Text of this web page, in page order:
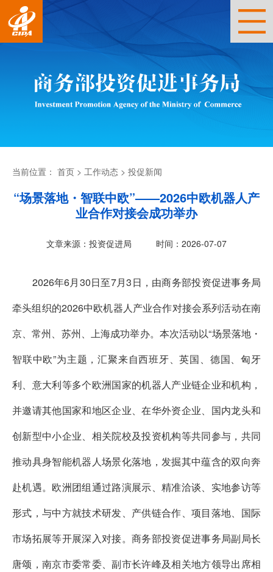
当前位置： 首页 > 工作动态 > 投促新闻
“场景落地・智联中欧”——2026中欧机器人产
业合作对接会成功举办
文章来源：投资促进局 时间：2026-07-07
2026年6月30日至7月3日，由商务部投资促进事务局
牵头组织的2026中欧机器人产业合作对接会系列活动在南
京、常州、苏州、上海成功举办。本次活动以“场景落地・
智联中欧”为主题，汇聚来自西班牙、英国、德国、匈牙
利、意大利等多个欧洲国家的机器人产业链企业和机构，
并邀请其他国家和地区企业、在华外资企业、国内龙头和
创新型中小企业、相关院校及投资机构等共同参与，共同
推动具身智能机器人场景化落地，发掘其中蕴含的双向奔
赴机遇。欧洲团组通过路演展示、精准洽谈、实地参访等
形式，与中方就技术研发、产供链合作、项目落地、国际
市场拓展等开展深入对接。商务部投资促进事务局副局长
唐颂，南京市委常委、副市长许峰及相关地方领导出席相